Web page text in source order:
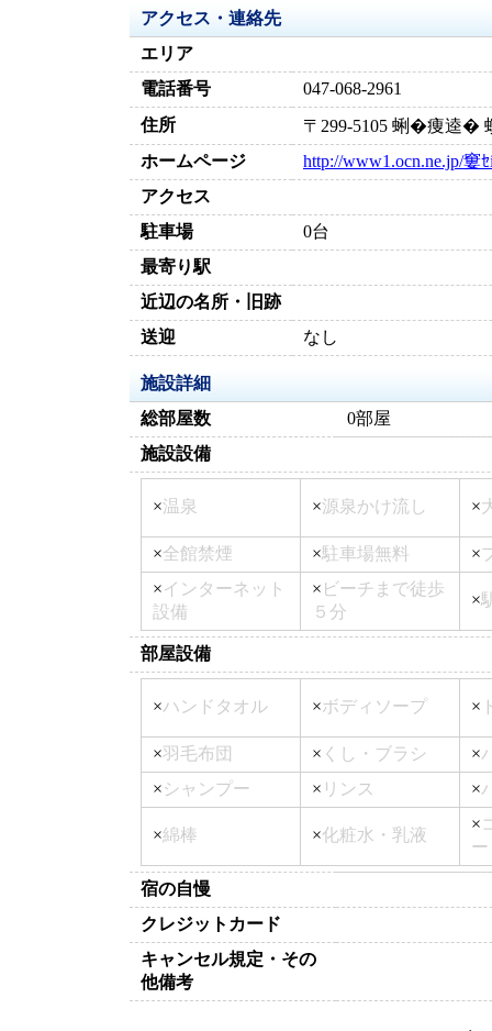
アクセス・連絡先
エリア
電話番号
047-068-2961
住所
〒299-5105 蜊�痩逵�
ホームページ
http://www1.ocn.ne.jp/窶ｾ
アクセス
駐車場
0台
最寄り駅
近辺の名所・旧跡
送迎
なし
施設詳細
総部屋数
0部屋
施設設備
×温泉 ×源泉かけ流し ×
×全館禁煙 ×駐車場無料 ×
×インターネット
設備
× ビーチまで徒歩
５分
×
部屋設備
×ハンドタオル ×ボディソープ ×
×羽毛布団 × くし・ブラシ ×
×シャンプー × リンス ×
×綿棒 ×化粧水・乳液
×
ー
宿の自慢
クレジットカード
キャンセル規定・その
他備考